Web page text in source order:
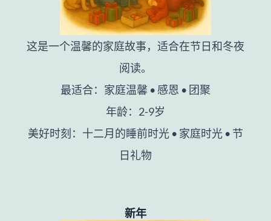
这是一个温馨的家庭故事，适合在节日和冬夜
阅读。
最适合：家庭温馨 • 感恩 • 团聚
年龄：2-9岁
美好时刻：十二月的睡前时光 • 家庭时光 • 节
日礼物
新年